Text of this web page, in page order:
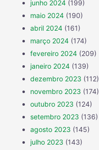
junho 2024 (199)
maio 2024 (190)
abril 2024 (161)
março 2024 (174)
fevereiro 2024 (209)
janeiro 2024 (139)
dezembro 2023 (112)
novembro 2023 (174)
outubro 2023 (124)
setembro 2023 (136)
agosto 2023 (145)
julho 2023 (143)